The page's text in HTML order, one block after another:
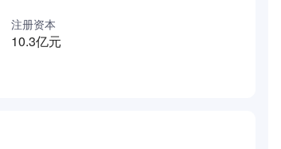
注册资本
10.3亿元